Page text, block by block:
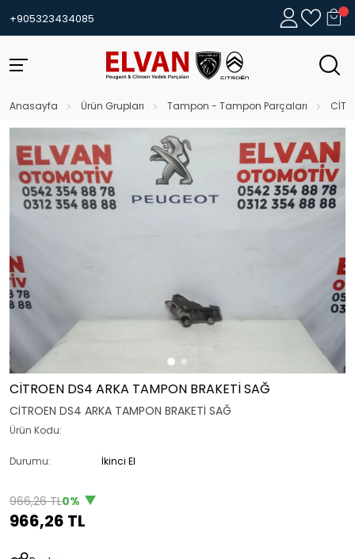
+905323434085
Anasayfa Ürün Grupları Tampon - Tampon Parçaları
CİTROEN DS4 ARKA TAMPON BRAKETİ SAĞ
CİTROEN DS4 ARKA TAMPON BRAKETİ SAĞ
Ürün Kodu:
Durumu: İkinci El
966,26 TL0%
966,26 TL